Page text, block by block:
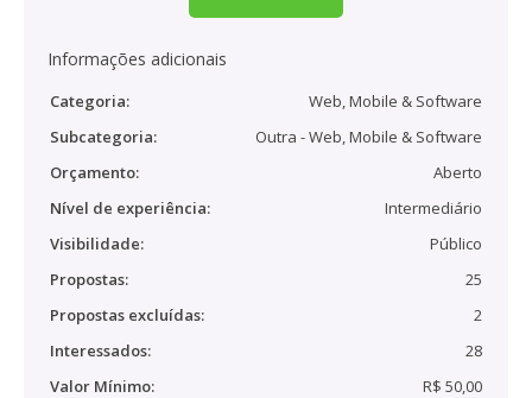
Informações adicionais
Categoria:
Web, Mobile & Software
Subcategoria:
Outra - Web, Mobile & Software
Orçamento:
Aberto
Nível de experiência:
Intermediário
Visibilidade:
Público
Propostas:
25
Propostas excluídas:
2
Interessados:
28
Valor Mínimo:
R$ 50,00